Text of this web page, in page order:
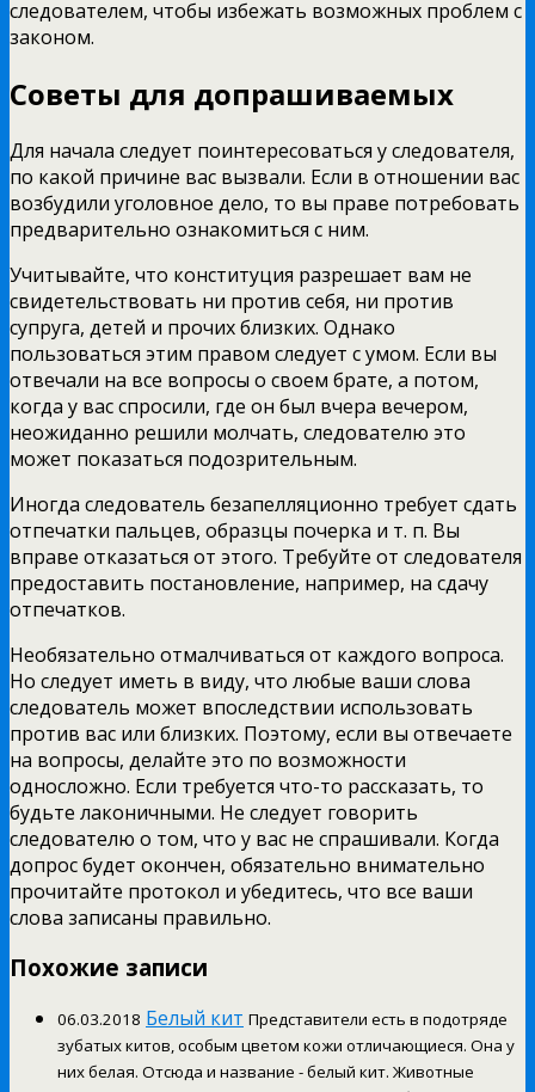
следователем, чтобы избежать возможных проблем с
законом.
Советы для допрашиваемых
Для начала следует поинтересоваться у следователя,
по какой причине вас вызвали. Если в отношении вас
возбудили уголовное дело, то вы праве потребовать
предварительно ознакомиться с ним.
Учитывайте, что конституция разрешает вам не
свидетельствовать ни против себя, ни против
супруга, детей и прочих близких. Однако
пользоваться этим правом следует с умом. Если вы
отвечали на все вопросы о своем брате, а потом,
когда у вас спросили, где он был вчера вечером,
неожиданно решили молчать, следователю это
может показаться подозрительным.
Иногда следователь безапелляционно требует сдать
отпечатки пальцев, образцы почерка и т. п. Вы
вправе отказаться от этого. Требуйте от следователя
предоставить постановление, например, на сдачу
отпечатков.
Необязательно отмалчиваться от каждого вопроса.
Но следует иметь в виду, что любые ваши слова
следователь может впоследствии использовать
против вас или близких. Поэтому, если вы отвечаете
на вопросы, делайте это по возможности
односложно. Если требуется что-то рассказать, то
будьте лаконичными. Не следует говорить
следователю о том, что у вас не спрашивали. Когда
допрос будет окончен, обязательно внимательно
прочитайте протокол и убедитесь, что все ваши
слова записаны правильно.
Похожие записи
06.03.2018 Белый кит Представители есть в подотряде
зубатых китов, особым цветом кожи отличающиеся. Она у
них белая. Отсюда и название - белый кит. Животные